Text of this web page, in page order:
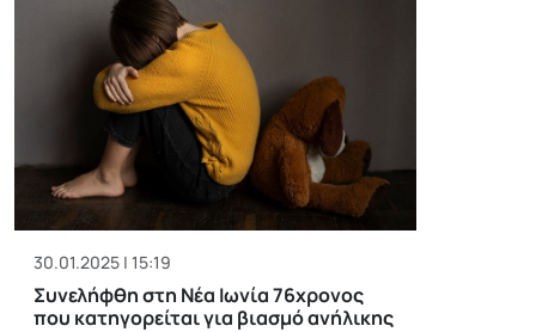
30.01.2025 | 15:19
Συνελήφθη στη Νέα Ιωνία 76χρονος
που κατηγορείται για βιασμό ανήλικης